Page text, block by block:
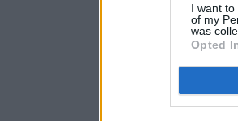
I want
of my
was
Opted